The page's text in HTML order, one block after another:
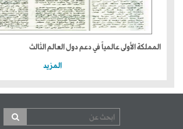
المملكة الأولى عالمياً في دعم دول العالم الثالث
المزيد